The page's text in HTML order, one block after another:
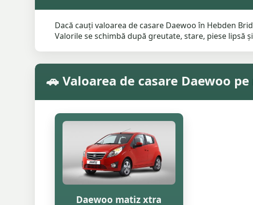
Dacă cauți valoarea de casare Daewoo în Hebden
Valorile se schimbă după greutate, stare, piese lipsă
🚗 Valoarea de casare Daewoo
Daewoo matiz xtra